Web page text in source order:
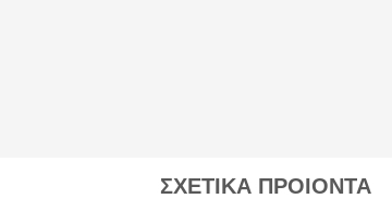
ΣΧΕΤΙΚΑ ΠΡΟΙΟΝΤΑ